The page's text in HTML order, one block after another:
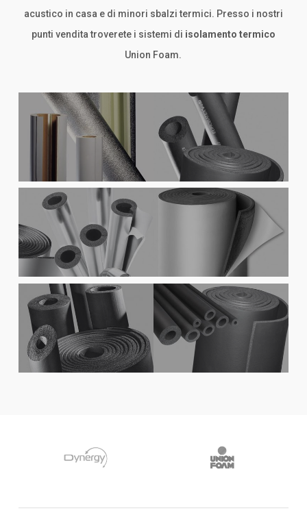
acustico in casa e di minori sbalzi termici. Presso i nostri
punti vendita troverete i sistemi di isolamento termico
Union Foam.